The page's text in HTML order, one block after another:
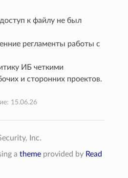
к файлу не был
регламенты работы с
ИБ четкими
и сторонних проектов.
15.06.26
Inc.
atheme provided by Read